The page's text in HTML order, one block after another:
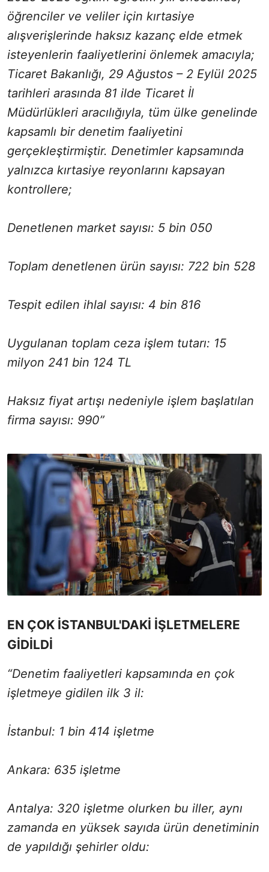
öğrenciler ve veliler için kırtasiye
alışverişlerinde haksız kazanç elde etmek
isteyenlerin faaliyetlerini önlemek amacıyla;
Ticaret Bakanlığı, 29 Ağustos – 2 Eylül 2025
tarihleri arasında 81 ilde Ticaret İl
Müdürlükleri aracılığıyla, tüm ülke genelinde
kapsamlı bir denetim faaliyetini
gerçekleştirmiştir. Denetimler kapsamında
yalnızca kırtasiye reyonlarını kapsayan
kontrollere;
Denetlenen market sayısı: 5 bin 050
Toplam denetlenen ürün sayısı: 722 bin 528
Tespit edilen ihlal sayısı: 4 bin 816
Uygulanan toplam ceza işlem tutarı: 15
milyon 241 bin 124 TL
Haksız fiyat artışı nedeniyle işlem başlatılan
firma sayısı: 990”
EN ÇOK İSTANBUL'DAKİ İŞLETMELERE
GİDİLDİ
“Denetim faaliyetleri kapsamında en çok
işletmeye gidilen ilk 3 il:
İstanbul: 1 bin 414 işletme
Ankara: 635 işletme
Antalya: 320 işletme olurken bu iller, aynı
zamanda en yüksek sayıda ürün denetiminin
de yapıldığı şehirler oldu: